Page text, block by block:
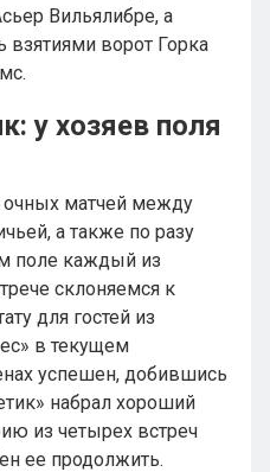
Вильялибре, а
взятиями ворот Горка
у хозяев поля
матчей между
а также по разу
поле каждый из
склоняемся к
для гостей из
в текущем
успешен, добившись
набрал хороший
из четырех встреч
ее продолжить.